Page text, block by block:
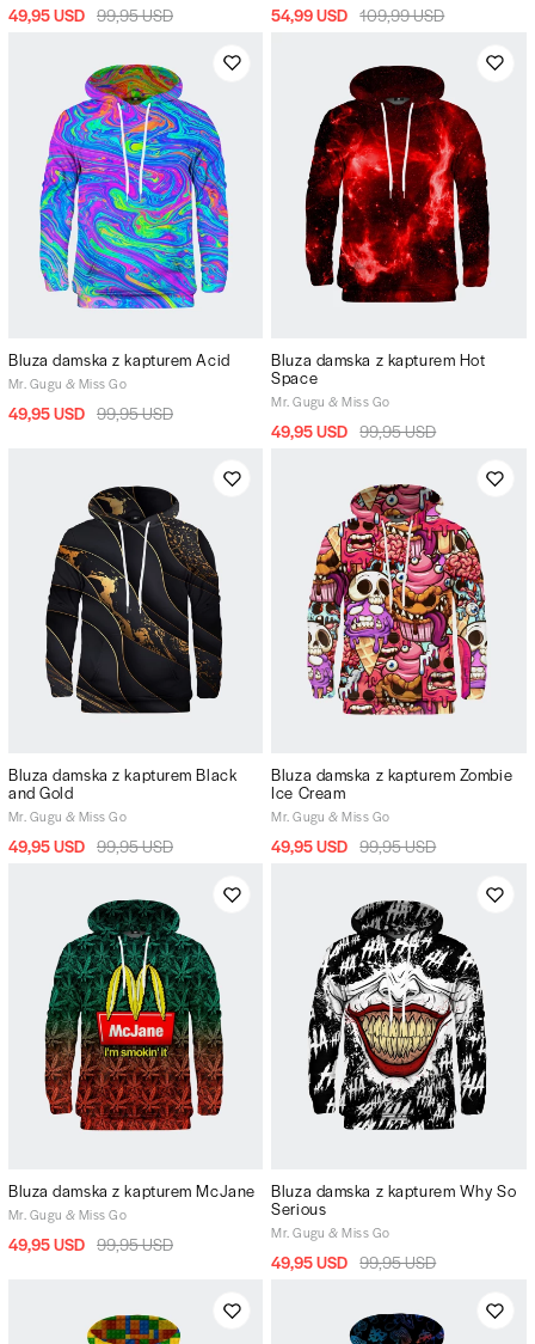
49,95 USD 99,95 USD 54,99 USD 109,99 USD
Bluza damska z kapturem Acid
Mr. Gugu & Miss Go
49,95 USD 99,95 USD
Bluza damska z kapturem Hot
Space
Mr. Gugu & Miss Go
49,95 USD 99,95 USD
Bluza damska z kapturem Black
and Gold
Mr. Gugu & Miss Go
49,95 USD 99,95 USD
Bluza damska z kapturem Zombie
Ice Cream
Mr. Gugu & Miss Go
49,95 USD 99,95 USD
Bluza damska z kapturem McJane
Mr. Gugu & Miss Go
49,95 USD 99,95 USD
Bluza damska z kapturem Why So
Serious
Mr. Gugu & Miss Go
49,95 USD 99,95 USD